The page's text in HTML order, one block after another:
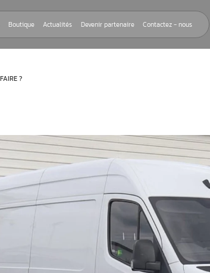
À propos de nous Boutique Actualités Devenir